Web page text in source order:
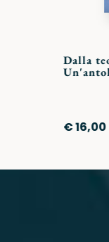
Dalla
€ 16,00